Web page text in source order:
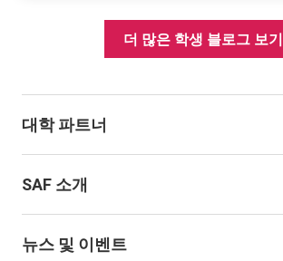
더 많은 학생 블로그 보기
대학 파트너
SAF 소개
뉴스 및 이벤트